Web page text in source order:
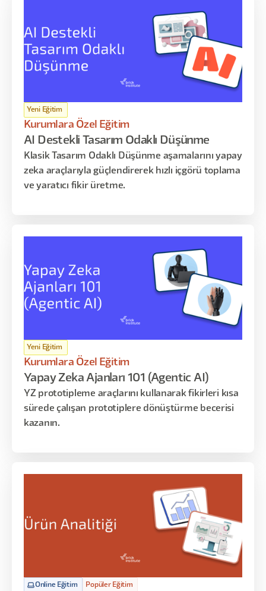
Yeni Eğitim
Kurumlara Özel Eğitim
AI Destekli Tasarım Odaklı Düşünme
Klasik Tasarım Odaklı Düşünme aşamalarını yapay
zeka araçlarıyla güçlendirerek hızlı içgörü toplama
ve yaratıcı fikir üretme.
Yeni Eğitim
Kurumlara Özel Eğitim
Yapay Zeka Ajanları 101 (Agentic AI)
YZ prototipleme araçlarını kullanarak fikirleri kısa
sürede çalışan prototiplere dönüştürme becerisi
kazanın.
Online Eğitim Popüler Eğitim